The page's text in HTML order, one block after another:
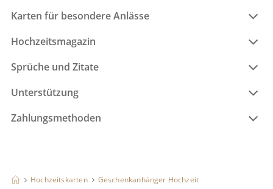
Karten für besondere Anlässe
Hochzeitsmagazin
Sprüche und Zitate
Unterstützung
Zahlungsmethoden
Hochzeitskarten Geschenkanhänger Hochzeit